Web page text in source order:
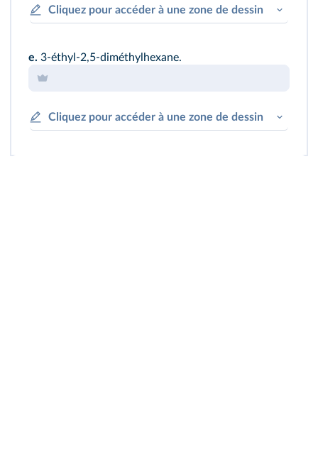
Cliquez pour accéder à une zone de dessin
e. 3-éthyl-2,5-diméthylhexane.
Cliquez pour accéder à une zone de dessin